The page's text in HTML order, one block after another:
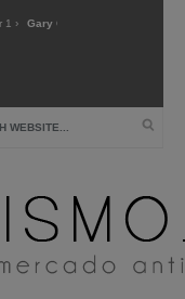
Gary Chartier nos presenta